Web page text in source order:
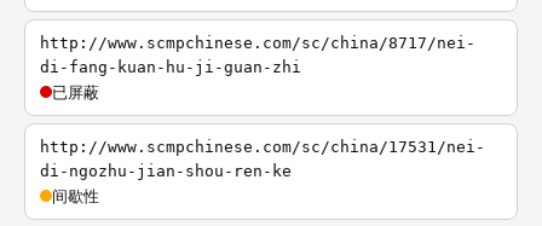
http://www.scmpchinese.com/sc/china/8717/nei-
di-fang-kuan-hu-ji-guan-zhi
已屏蔽
http://www.scmpchinese.com/sc/china/17531/nei-
di-ngozhu-jian-shou-ren-ke
间歇性